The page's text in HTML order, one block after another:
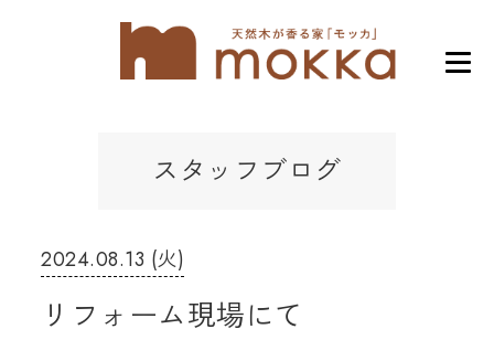
スタッフブログ
2024.08.13 (火)
リフォーム現場にて